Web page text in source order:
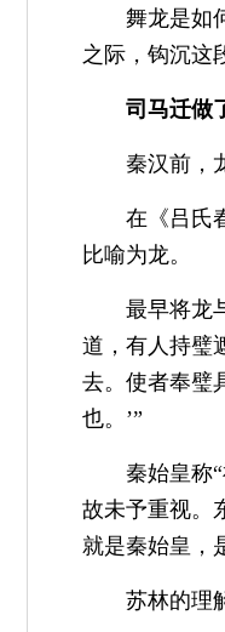
舞龙是如
之际，钩沉这
司马迁做
秦汉前，
在《吕氏
比喻为龙。
最早将龙
道，有人持璧
去。使者奉璧
也。’”
秦始皇称
故未予重视。
就是秦始皇，
苏林的理